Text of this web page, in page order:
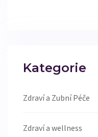
Kategorie
Zdraví a Zubní Péče
Zdraví a wellness